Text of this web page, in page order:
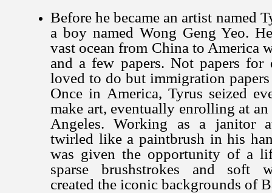
Before he became an artist named
a boy named Wong Geng Yeo.
vast ocean from China to America
and a few papers. Not papers
loved to do but immigration
Once in America, Tyrus seized
make art, eventually enrolling at
Angeles. Working as a janitor
twirled like a paintbrush in his
was given the opportunity of a
sparse brushstrokes and soft
created the iconic backgrounds of